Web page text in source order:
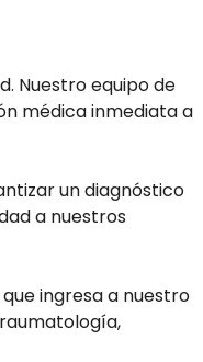
Nuestro equipo de
médica inmediata a
un diagnóstico
a nuestros
ingresa a nuestro